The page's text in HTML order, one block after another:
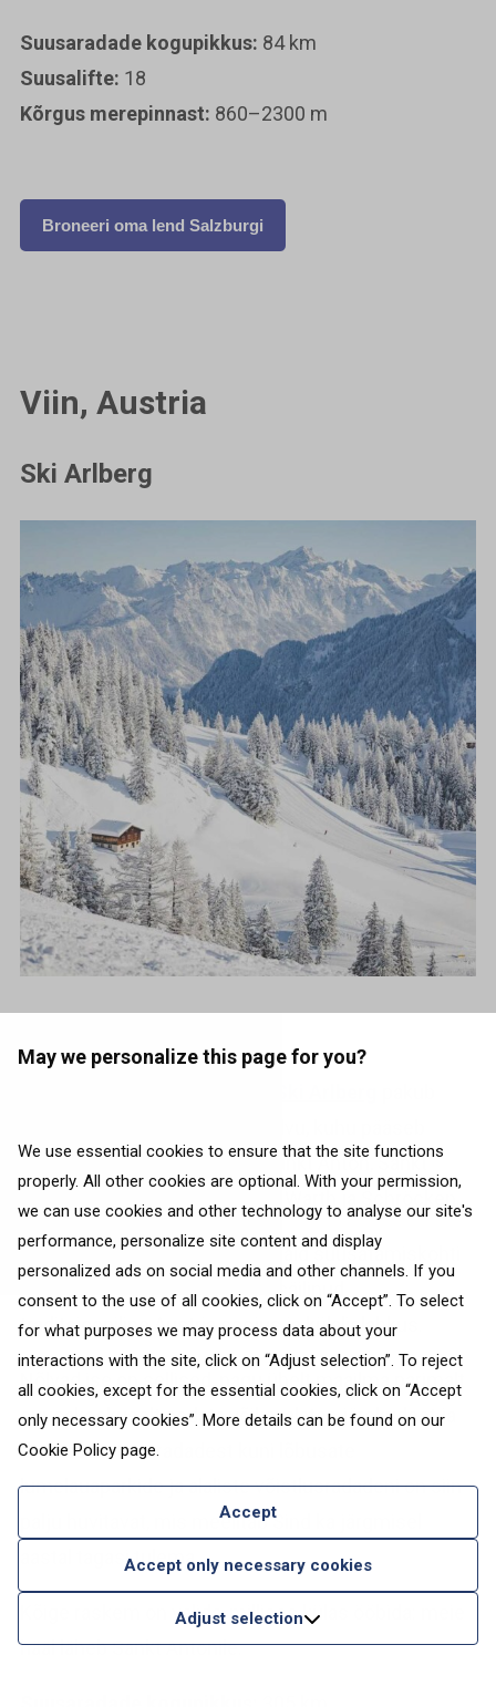
May we personalize this page for you?
We use essential cookies to ensure that the site functions
properly. All other cookies are optional. With your permission,
we can use cookies and other technology to analyse our site's
performance, personalize site content and display
personalized ads on social media and other channels. If you
consent to the use of all cookies, click on “Accept”. To select
for what purposes we may process data about your
interactions with the site, click on “Adjust selection”. To reject
all cookies, except for the essential cookies, click on “Accept
only necessary cookies”. More details can be found on our
Cookie Policy page.
Accept
Accept only necessary cookies
Adjust selection
Suusaradade kogupikkus: 84 km
Suusalifte: 18
Kõrgus merepinnast: 860–2300 m
Broneeri oma lend Salzburgi
Viin, Austria
Ski Arlberg
muinasjutulistest küladest: Sankt Anton, Sankt
Christoph, Stuben, Lech, Zürs, Warth ja Schröcken.
Kuigi see on üks populaarsemaid suusatamiskohti
kogu Euroopas, on igas külas säilinud
traditsiooniline Austria soojus ja külalislahkus.
Nõlvad ise on sellised, nagu ühelt maailma parimalt
suusakeskuselt oodata võiks: alates järskudest ja
dramaatilistest radadest kuni lõbusate
lumelauaparkide ja alaliste võistlusradadeni on siin
palju huvitavat, mis meelitab Sind ka järgmisel
aastal tagasi tulema.
Kõige raskem on valida, millises külas ööbida: meie
hääl läheb Sankt Antonile.